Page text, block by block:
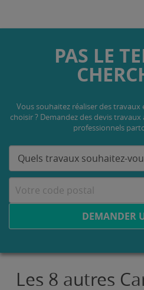
PAS LE
Vous souhaitez réaliser des travaux
choisir ? Demandez des devis travaux
professionnels
DEMANDER
Les 8 autres